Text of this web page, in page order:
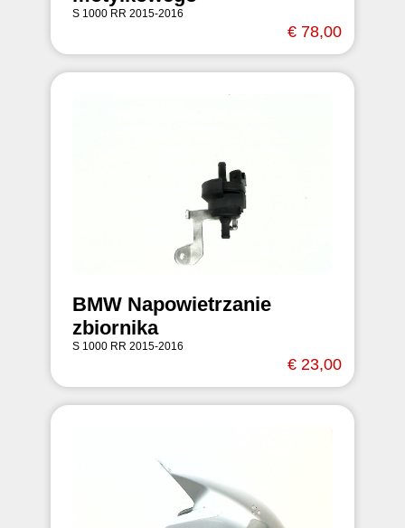
S 1000 RR 2015-2016
€ 78,00
BMW Napowietrzanie
zbiornika
S 1000 RR 2015-2016
€ 23,00